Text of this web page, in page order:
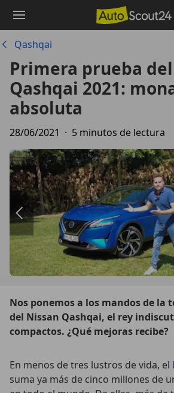
principal
Qashqai
Primera prueba
Qashqai 2021:
absoluta
28/06/2021 · 5 minutos de lectura
Nos ponemos a los mandos de la
del Nissan Qashqai, el rey
compactos. ¿Qué mejoras recibe?
En menos de tres lustros de vida, el
suma ya más de cinco millones de